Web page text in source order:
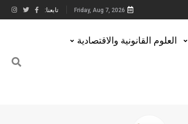
Friday, Aug 7, 2026 تابعنا:
العلوم القانونية والاقتصادية